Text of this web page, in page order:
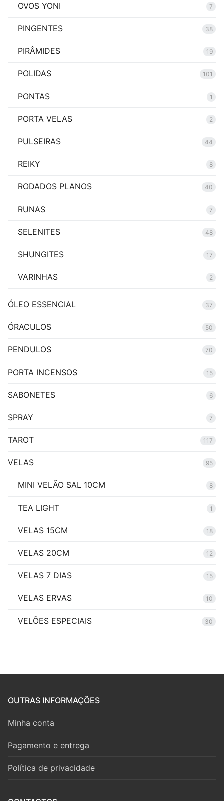
OVOS YONI 7
PINGENTES 38
PIRÂMIDES 19
POLIDAS 101
PONTAS 1
PORTA VELAS 2
PULSEIRAS 44
REIKY 8
RODADOS PLANOS 40
RUNAS 7
SELENITES 48
SHUNGITES 17
VARINHAS 2
ÓLEO ESSENCIAL 37
ÓRACULOS 50
PENDULOS 70
PORTA INCENSOS 15
SABONETES 6
SPRAY 7
TAROT 117
VELAS 95
MINI VELÃO SAL 10CM 8
TEA LIGHT 1
VELAS 15CM 18
VELAS 20CM 12
VELAS 7 DIAS 15
VELAS ERVAS 10
VELÕES ESPECIAIS 30
OUTRAS INFORMAÇÕES
Minha conta
Pagamento e entrega
Política de privacidade